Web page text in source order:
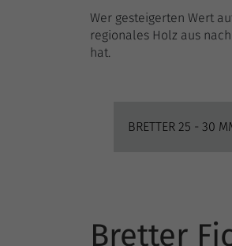
Wer gesteigerten Wert
regionales Holz aus
hat.
BRETTER 25 - 30
Bretter